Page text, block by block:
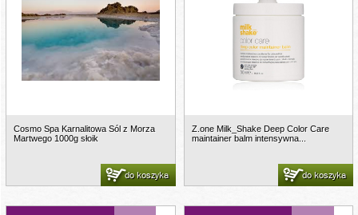
Cosmo Spa Karnalitowa Sól z Morza
Martwego 1000g słoik
do koszyka
Z.one Milk_Shake Deep Color Care
maintainer balm intensywna...
do koszyka